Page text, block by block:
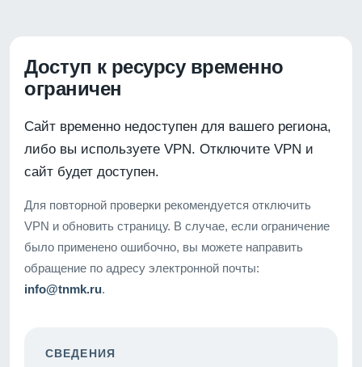
Доступ к ресурсу временно
ограничен
Сайт временно недоступен для вашего региона,
либо вы используете VPN. Отключите VPN и
сайт будет доступен.
Для повторной проверки рекомендуется отключить
VPN и обновить страницу. В случае, если ограничение
было применено ошибочно, вы можете направить
обращение по адресу электронной почты:
info@tnmk.ru.
СВЕДЕНИЯ